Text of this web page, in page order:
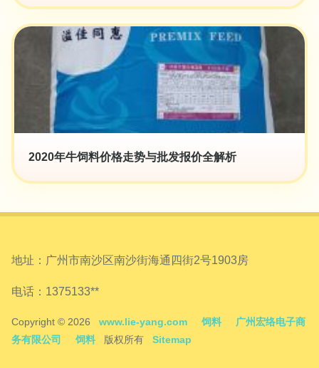
2020年牛饲料价格走势与批发报价全解析
地址：广州市南沙区南沙街海通四街2号1903房
电话：1375133**
Copyright © 2026 www.lie-yang.com 饲料
广州宏络电子商
务有限公司
饲料 版权所有 Sitemap